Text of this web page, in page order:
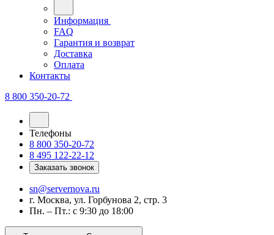
Информация
FAQ
Гарантия и возврат
Доставка
Оплата
Контакты
8 800 350-20-72
Телефоны
8 800 350-20-72
8 495 122-22-12
Заказать звонок
sn@servernova.ru
г. Москва, ул. Горбунова 2, стр. 3
Пн. – Пт.: с 9:30 до 18:00